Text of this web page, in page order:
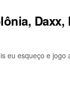
Daxx,
eu esqueço e jogo